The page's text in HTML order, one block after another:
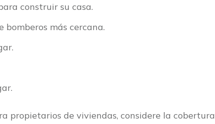
construir su casa.
más cercana.
propietarios de viviendas, considere la cobertura